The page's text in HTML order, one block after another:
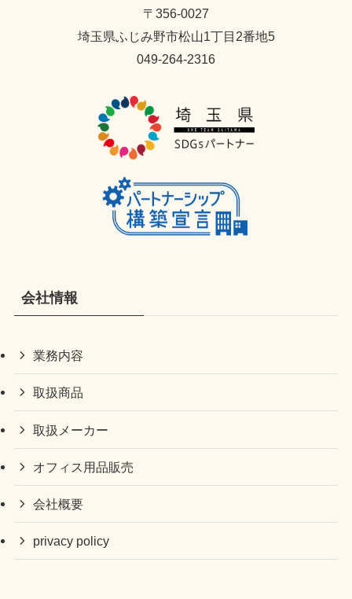
〒356-0027
埼玉県ふじみ野市松山1丁目2番地5
049-264-2316
会社情報
業務内容
取扱商品
取扱メーカー
オフィス用品販売
会社概要
privacy policy